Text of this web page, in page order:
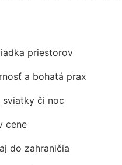
priestorov
a bohatá prax
sviatky či noc
cene
do zahraničia